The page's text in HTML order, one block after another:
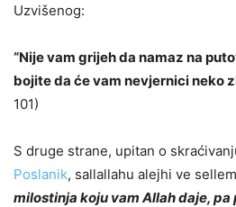
Uzvišenog:
“Nije vam grijeh da namaz na
bojite da će vam nevjernici neko
101)
S druge strane, upitan o
Poslanik, sallallahu alejhi ve
milostinja koju vam Allah daje,